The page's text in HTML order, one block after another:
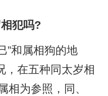
犯吗?
”和属相狗的地
，在五种同太岁相
相为参照，同、